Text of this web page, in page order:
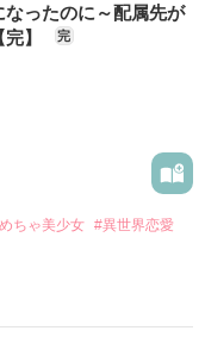
した』
ったのに～配属先が
】
完
ちゃ美少女 #異世界恋愛